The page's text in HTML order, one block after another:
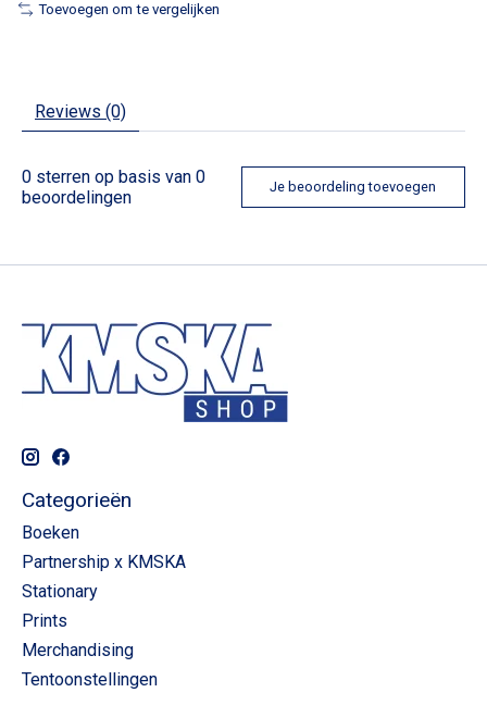
Toevoegen om te vergelijken
Reviews (0)
0 sterren op basis van 0
beoordelingen
Je beoordeling toevoegen
Categorieën
Boeken
Partnership x KMSKA
Stationary
Prints
Merchandising
Tentoonstellingen